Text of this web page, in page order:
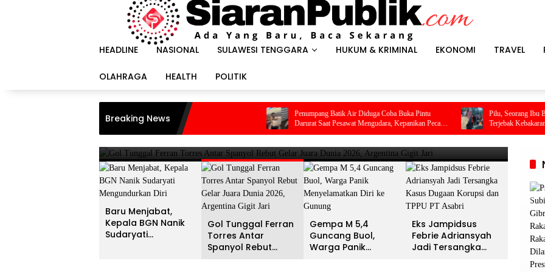
HEADLINE NASIONAL SULAWESI TENGGARA HUKUM & KRIMINAL EKONOMI TRAVEL
OLAHRAGA HEALTH POLITIK
Breaking News
Penumpang Batik Air Diduga Coba Buka Pintu
Darurat Saat Pesawat Mengudara, Kepanikan Pecah
di Dalam Kabin
Pilu, Seorang Ibu Beserta Empat
Terjebak Kebakaran di Bombana
HEADLINE
Gol Tunggal Ferran Torres Antar Spanyol Rebut Gelar
Juara Dunia 2026, Argentina Gigit Jari
Baru Menjabat,
Kepala BGN Nanik
Sudaryati
Gol Tunggal Ferran
Torres Antar
Spanyol Rebut
Gelar Juara Dunia
Gempa M 5,4
Guncang Buol,
Warga Panik
Eks Jampidsus
Febrie Adriansyah
Jadi Tersangka